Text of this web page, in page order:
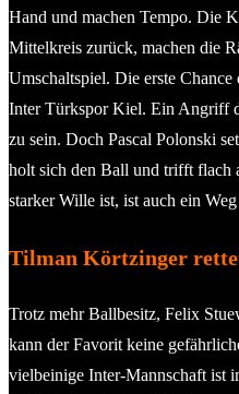
Hand und machen Tempo. Die
Mittelkreis zurück, machen die
Umschaltspiel. Die erste
Inter Türkspor Kiel. Ein Angriff
zu sein. Doch Pascal Polonski
holt sich den Ball und trifft flach
starker Wille ist, ist auch ein
Tilman Körtzinger
Trotz mehr Ballbesitz, Felix
kann der Favorit keine
vielbeinige Inter-Mannschaft ist